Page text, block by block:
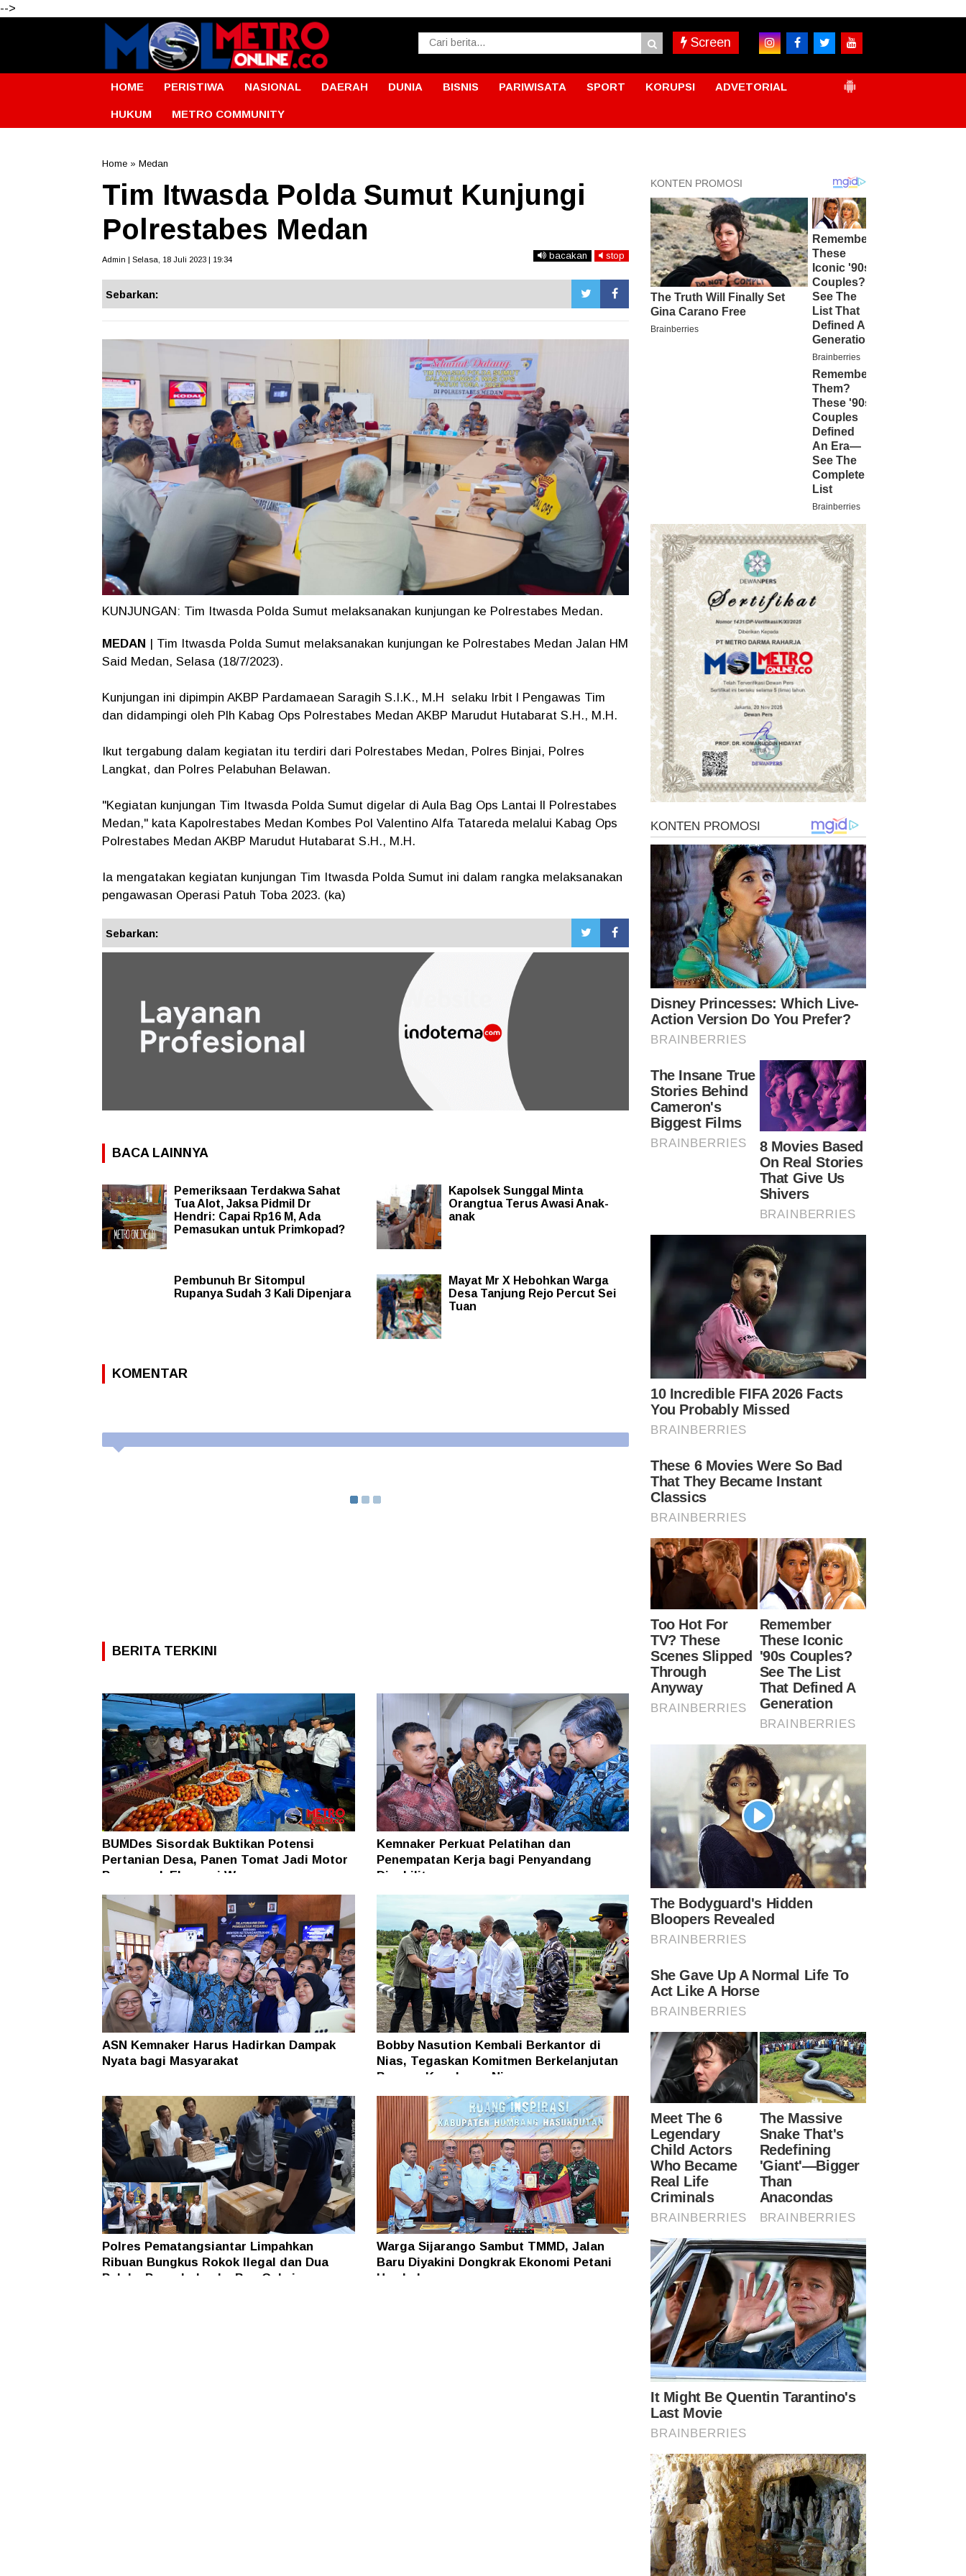
-->
Screen
HOME PERISTIWA NASIONAL DAERAH DUNIA BISNIS PARIWISATA SPORT KORUPSI ADVETORIAL
HUKUM METRO COMMUNITY
Home » Medan
Tim Itwasda Polda Sumut Kunjungi
Polrestabes Medan
Admin | Selasa, 18 Juli 2023 | 19:34 bacakan stop
Sebarkan:
KUNJUNGAN: Tim Itwasda Polda Sumut melaksanakan kunjungan ke Polrestabes Medan.
MEDAN | Tim Itwasda Polda Sumut melaksanakan kunjungan ke Polrestabes Medan Jalan HM
Said Medan, Selasa (18/7/2023).
Kunjungan ini dipimpin AKBP Pardamaean Saragih S.I.K., M.H selaku Irbit l Pengawas Tim
dan didampingi oleh Plh Kabag Ops Polrestabes Medan AKBP Marudut Hutabarat S.H., M.H.
Ikut tergabung dalam kegiatan itu terdiri dari Polrestabes Medan, Polres Binjai, Polres
Langkat, dan Polres Pelabuhan Belawan.
"Kegiatan kunjungan Tim Itwasda Polda Sumut digelar di Aula Bag Ops Lantai ll Polrestabes
Medan," kata Kapolrestabes Medan Kombes Pol Valentino Alfa Tatareda melalui Kabag Ops
Polrestabes Medan AKBP Marudut Hutabarat S.H., M.H.
Ia mengatakan kegiatan kunjungan Tim Itwasda Polda Sumut ini dalam rangka melaksanakan
pengawasan Operasi Patuh Toba 2023. (ka)
Sebarkan:
BACA LAINNYA
Pemeriksaan Terdakwa Sahat
Tua Alot, Jaksa Pidmil Dr
Hendri: Capai Rp16 M, Ada
Pemasukan untuk Primkopad?
Kapolsek Sunggal Minta
Orangtua Terus Awasi Anak-
anak
Pembunuh Br Sitompul
Rupanya Sudah 3 Kali Dipenjara
Mayat Mr X Hebohkan Warga
Desa Tanjung Rejo Percut Sei
Tuan
KOMENTAR
BERITA TERKINI
BUMDes Sisordak Buktikan Potensi
Pertanian Desa, Panen Tomat Jadi Motor
Penggerak Ekonomi Warga
Kemnaker Perkuat Pelatihan dan
Penempatan Kerja bagi Penyandang
Disabilitas
ASN Kemnaker Harus Hadirkan Dampak
Nyata bagi Masyarakat
Bobby Nasution Kembali Berkantor di
Nias, Tegaskan Komitmen Berkelanjutan
Bangun Kepulauan Nias
Polres Pematangsiantar Limpahkan
Ribuan Bungkus Rokok Ilegal dan Dua
Pelaku Penyeludup ke Bea Cukai
Warga Sijarango Sambut TMMD, Jalan
Baru Diyakini Dongkrak Ekonomi Petani
Humbahas